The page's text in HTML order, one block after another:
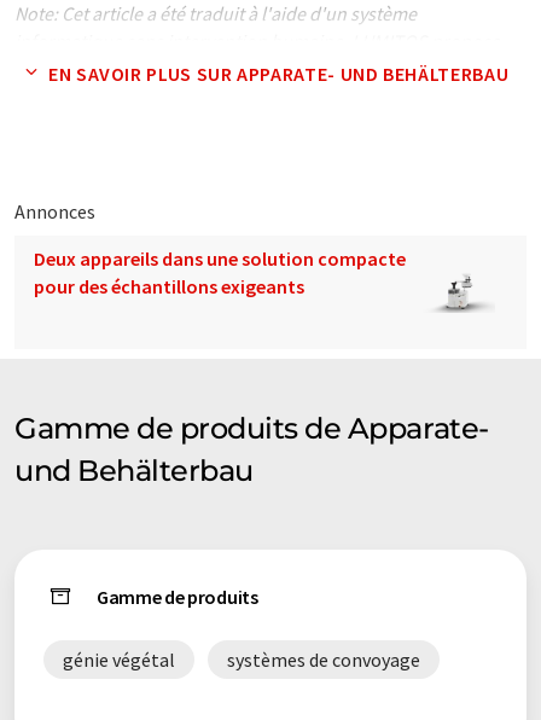
Note: Cet article a été traduit à l'aide d'un système
ces traductions automatiques pour présenter un plus large
EN SAVOIR PLUS SUR APPARATE- UND BEHÄLTERBAU
Annonces
Deux appareils dans une solution compacte
pour des échantillons exigeants
Gamme de produits de Apparate-
und Behälterbau
Gamme de produits
génie végétal systèmes de convoyage